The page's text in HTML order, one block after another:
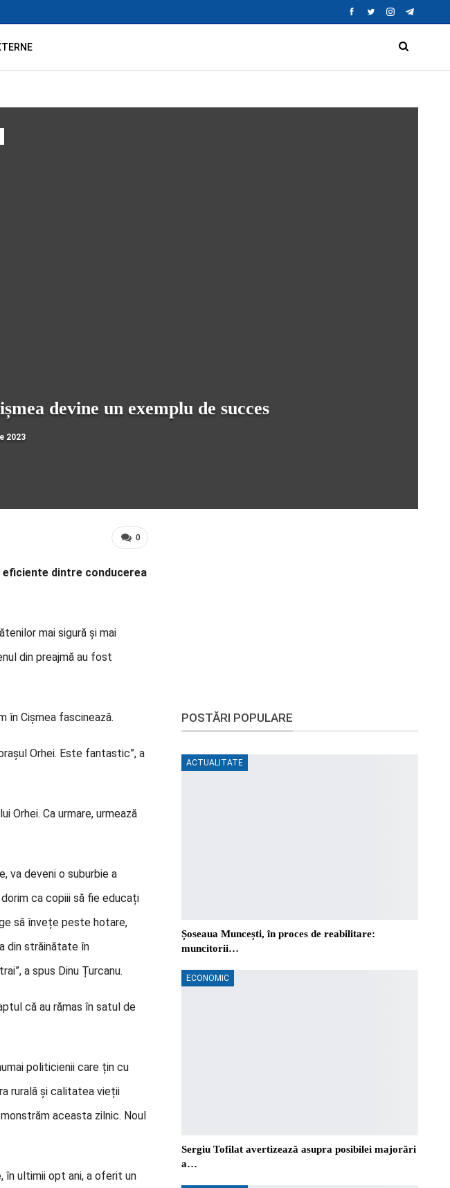
devine un exemplu de succes
2023
0
dintre conducerea
mai sigură și mai
din preajmă au fost
în Cișmea fascinează.
Orhei. Este fantastic”, a
Orhei. Ca urmare, urmează
va deveni o suburbie a
ca copiii să fie educați
să învețe peste hotare,
din străinătate în
a spus Dinu Țurcanu.
că au rămas în satul de
politicienii care țin cu
rurală și calitatea vieții
aceasta zilnic. Noul
în ultimii opt ani, a oferit un
POSTĂRI POPULARE
ACTUALITATE
Șoseaua Muncești, în proces de reabilitare:
muncitorii…
ECONOMIC
Sergiu Tofilat avertizează asupra posibilei majorări
a…